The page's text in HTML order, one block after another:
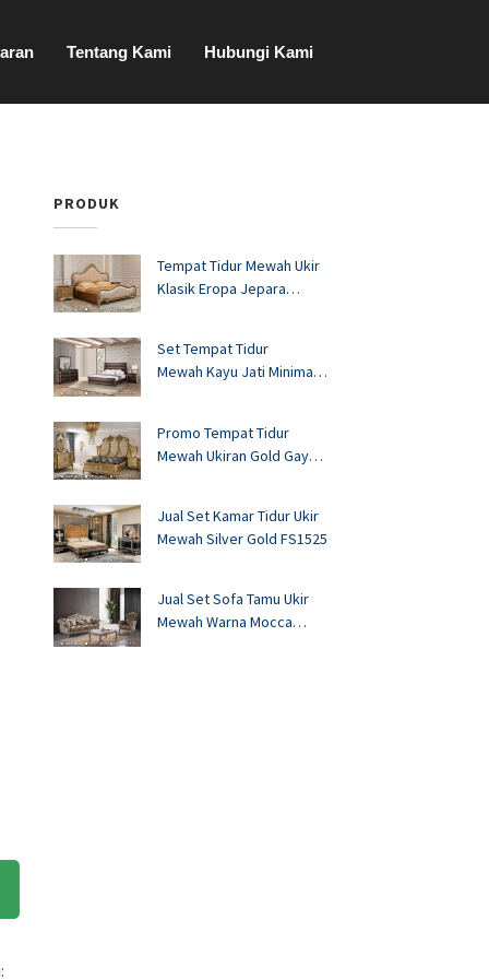
Tentang Kami Hubungi Kami
PRODUK
Tempat Tidur Mewah Ukir
Klasik Eropa Jepara
Set Tempat Tidur
Mewah Kayu Jati Minimalis
Promo Tempat Tidur
Mewah Ukiran Gold Gaya
Jual Set Kamar Tidur Ukir
Mewah Silver Gold FS1525
Jual Set Sofa Tamu Ukir
Mewah Warna Mocca